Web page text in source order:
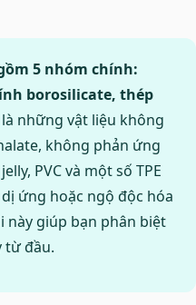
5 nhóm chính:
borosilicate, thép
những vật liệu không
không phản ứng
PVC và một số TPE
ứng hoặc ngộ độc hóa
này giúp bạn phân biệt
từ đầu.